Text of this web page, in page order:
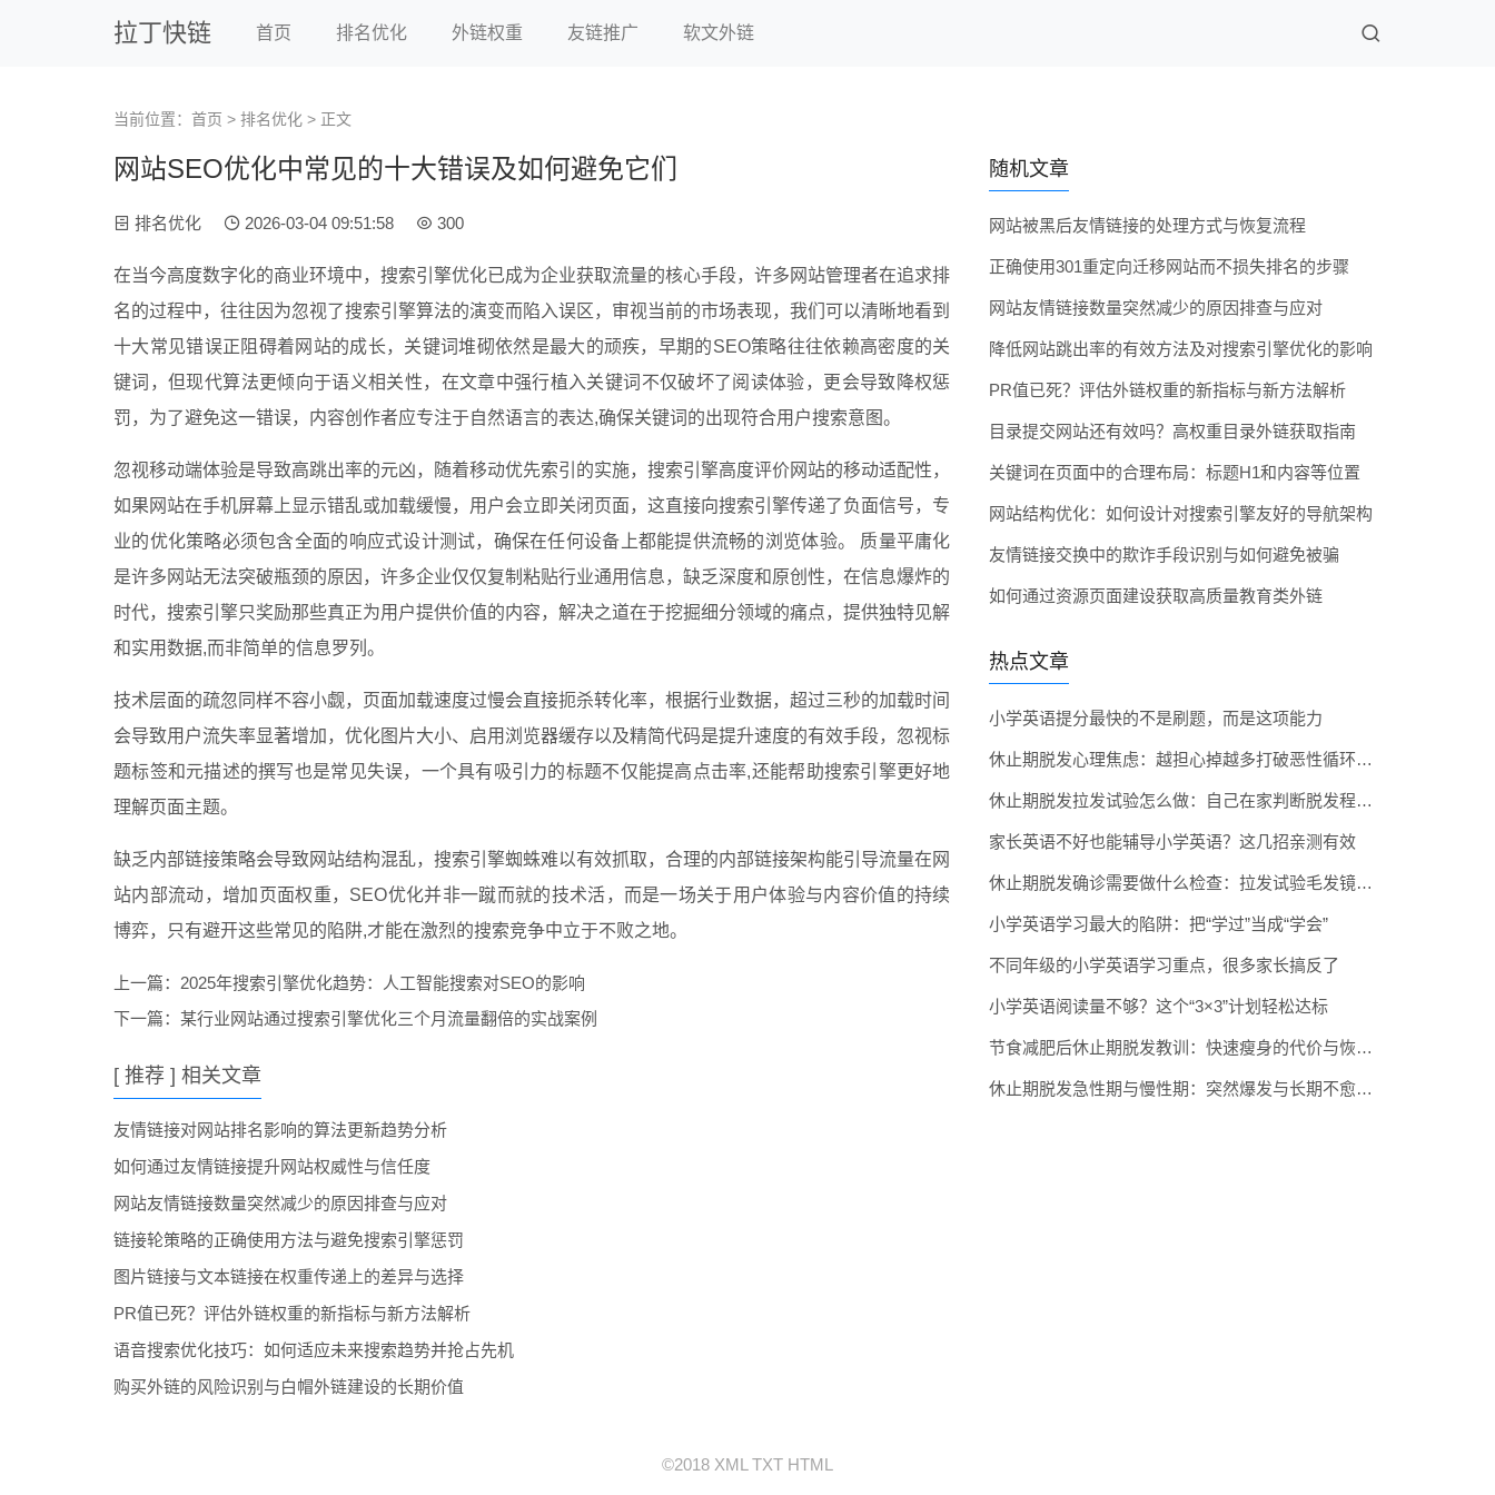
拉丁快链 首页 排名优化 外链权重 友链推广 软文外链
当前位置： 首页 > 排名优化 > 正文
网站SEO优化中常见的十大错误及如何避免它们
排名优化 2026-03-04 09:51:58 300
在当今高度数字化的商业环境中，搜索引擎优化已成为企业获取流量的核心手段，许多网站管理者在追求排
名的过程中，往往因为忽视了搜索引擎算法的演变而陷入误区，审视当前的市场表现，我们可以清晰地看到
十大常见错误正阻碍着网站的成长，关键词堆砌依然是最大的顽疾，早期的SEO策略往往依赖高密度的关
键词，但现代算法更倾向于语义相关性，在文章中强行植入关键词不仅破坏了阅读体验，更会导致降权惩
罚，为了避免这一错误，内容创作者应专注于自然语言的表达,确保关键词的出现符合用户搜索意图。
忽视移动端体验是导致高跳出率的元凶，随着移动优先索引的实施，搜索引擎高度评价网站的移动适配性，
如果网站在手机屏幕上显示错乱或加载缓慢，用户会立即关闭页面，这直接向搜索引擎传递了负面信号，专
业的优化策略必须包含全面的响应式设计测试，确保在任何设备上都能提供流畅的浏览体验。 质量平庸化
是许多网站无法突破瓶颈的原因，许多企业仅仅复制粘贴行业通用信息，缺乏深度和原创性，在信息爆炸的
时代，搜索引擎只奖励那些真正为用户提供价值的内容，解决之道在于挖掘细分领域的痛点，提供独特见解
和实用数据,而非简单的信息罗列。
技术层面的疏忽同样不容小觑，页面加载速度过慢会直接扼杀转化率，根据行业数据，超过三秒的加载时间
会导致用户流失率显著增加，优化图片大小、启用浏览器缓存以及精简代码是提升速度的有效手段，忽视标
题标签和元描述的撰写也是常见失误，一个具有吸引力的标题不仅能提高点击率,还能帮助搜索引擎更好地
理解页面主题。
缺乏内部链接策略会导致网站结构混乱，搜索引擎蜘蛛难以有效抓取，合理的内部链接架构能引导流量在网
站内部流动，增加页面权重，SEO优化并非一蹴而就的技术活，而是一场关于用户体验与内容价值的持续
博弈，只有避开这些常见的陷阱,才能在激烈的搜索竞争中立于不败之地。
上一篇： 2025年搜索引擎优化趋势：人工智能搜索对SEO的影响
下一篇： 某行业网站通过搜索引擎优化三个月流量翻倍的实战案例
[ 推荐 ] 相关文章
友情链接对网站排名影响的算法更新趋势分析
如何通过友情链接提升网站权威性与信任度
网站友情链接数量突然减少的原因排查与应对
链接轮策略的正确使用方法与避免搜索引擎惩罚
图片链接与文本链接在权重传递上的差异与选择
PR值已死？评估外链权重的新指标与新方法解析
语音搜索优化技巧：如何适应未来搜索趋势并抢占先机
购买外链的风险识别与白帽外链建设的长期价值
随机文章
网站被黑后友情链接的处理方式与恢复流程
正确使用301重定向迁移网站而不损失排名的步骤
网站友情链接数量突然减少的原因排查与应对
降低网站跳出率的有效方法及对搜索引擎优化的影响
PR值已死？评估外链权重的新指标与新方法解析
目录提交网站还有效吗？高权重目录外链获取指南
关键词在页面中的合理布局：标题H1和内容等位置
网站结构优化：如何设计对搜索引擎友好的导航架构
友情链接交换中的欺诈手段识别与如何避免被骗
如何通过资源页面建设获取高质量教育类外链
热点文章
小学英语提分最快的不是刷题，而是这项能力
休止期脱发心理焦虑：越担心掉越多打破恶性循环的方法
休止期脱发拉发试验怎么做：自己在家判断脱发程度的简单方法
家长英语不好也能辅导小学英语？这几招亲测有效
休止期脱发确诊需要做什么检查：拉发试验毛发镜还是抽血
小学英语学习最大的陷阱：把“学过”当成“学会”
不同年级的小学英语学习重点，很多家长搞反了
小学英语阅读量不够？这个“3×3”计划轻松达标
节食减肥后休止期脱发教训：快速瘦身的代价与恢复经验
休止期脱发急性期与慢性期：突然爆发与长期不愈不同应对
©2018 XML TXT HTML